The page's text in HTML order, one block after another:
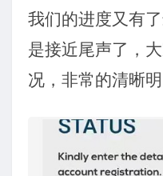
我们的进度又有
是接近尾声了，
况，非常的清晰